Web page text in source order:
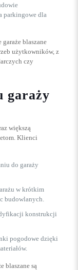
parkingowe dla
blaszane
użytkowników, z
czy
garaży
większą
Klienci
do garaży
w krótkim
budowlanych.
konstrukcji
pogodowe dzięki
blaszane są